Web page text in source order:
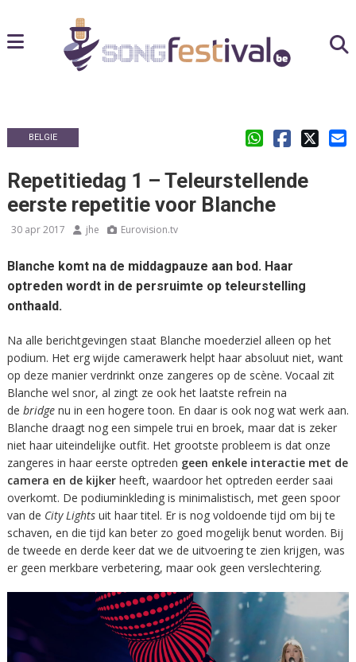
BELGIE
Repetitiedag 1 – Teleurstellende
eerste repetitie voor Blanche
30 apr 2017 jhe Eurovision.tv
Blanche komt na de middagpauze aan bod. Haar
optreden wordt in de persruimte op teleurstelling
onthaald.
Na alle berichtgevingen staat Blanche moederziel alleen op het
podium. Het erg wijde camerawerk helpt haar absoluut niet, want
op deze manier verdrinkt onze zangeres op de scène. Vocaal zit
Blanche wel snor, al zingt ze ook het laatste refrein na
de bridge nu in een hogere toon. En daar is ook nog wat werk aan.
Blanche draagt nog een simpele trui en broek, maar dat is zeker
niet haar uiteindelijke outfit. Het grootste probleem is dat onze
zangeres in haar eerste optreden geen enkele interactie met de
camera en de kijkerheeft, waardoor het optreden eerder saai
overkomt. De podiuminkleding is minimalistisch, met geen spoor
van de City Lights uit haar titel. Er is nog voldoende tijd om bij te
schaven, en die tijd kan beter zo goed mogelijk benut worden. Bij
de tweede en derde keer dat we de uitvoering te zien krijgen, was
er geen merkbare verbetering, maar ook geen verslechtering.